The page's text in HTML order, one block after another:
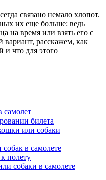
связано немало хлопот.
их еще больше: ведь
на время или взять его с
вариант, расскажем, как
и что для этого
самолет
билета
или собаки
в самолете
полету
собаки в самолете